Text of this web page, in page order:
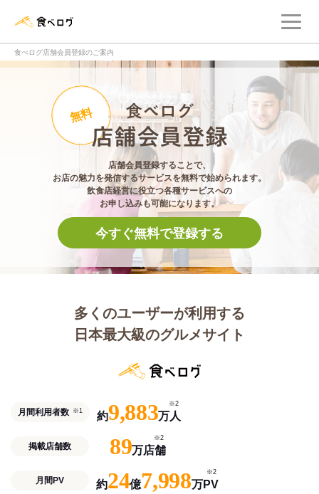
食べログ店舗会員登録のご案内
食べログ店舗会員
無料
店舗会員登録することで、
お店の魅力を発信するサービスを無料で始められます。
飲食店経営に役立つ各種サービスへの
お申し込みも可能になります。
今すぐ無料で登録する
多くのユーザーが利用する
日本最大級のグルメサイト
月間利用者数 ※1 約9,883万人
※2
掲載店舗数 89万店舗
※2
月間PV 約24億7,998万PV
※2